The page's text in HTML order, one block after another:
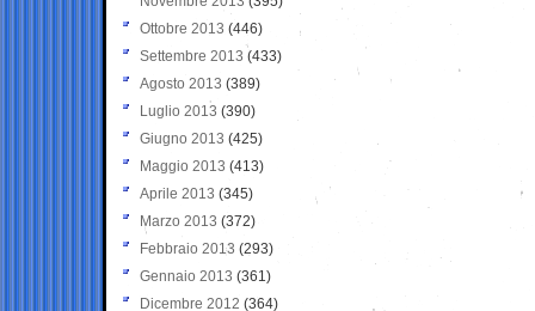
Ottobre 2013 (446)
Settembre 2013 (433)
Agosto 2013 (389)
Luglio 2013 (390)
Giugno 2013 (425)
Maggio 2013 (413)
Aprile 2013 (345)
Marzo 2013 (372)
Febbraio 2013 (293)
Gennaio 2013 (361)
Dicembre 2012 (364)